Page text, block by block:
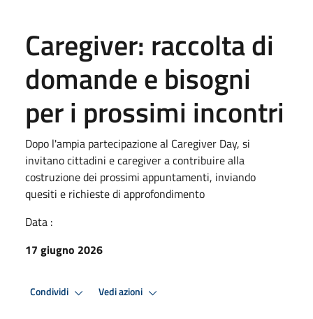
Caregiver: raccolta di
domande e bisogni
per i prossimi incontri
Dopo l'ampia partecipazione al Caregiver Day, si
invitano cittadini e caregiver a contribuire alla
costruzione dei prossimi appuntamenti, inviando
quesiti e richieste di approfondimento
Data :
17 giugno 2026
Condividi Vedi azioni